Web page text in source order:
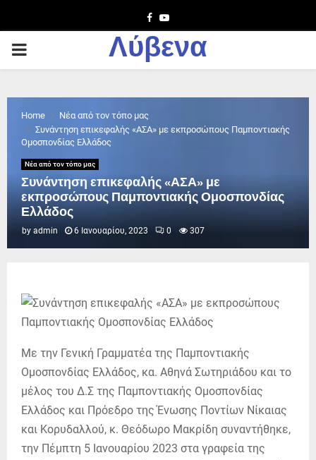
Facebook
Youtube
PRIMARY
Λύβενα
Home
Νέα από τον τόπο μας
Συνάντηση επικεφαλής «ΑΣΑ» με εκπροσώπους Παμποντιακής
Ομοσπονδίας Ελλάδος
Νέα από τον τόπο μας
Συνάντηση επικεφαλής «ΑΣΑ» με
εκπροσώπους Παμποντιακής Ομοσπονδίας
Ελλάδος
by admin 6 Ιανουαρίου, 2023 0 307
Με την Γενική Γραμματέα της Παμποντιακής
Ομοσπονδίας Ελλάδος, κα. Αθηνά Σωτηριάδου και το
μέλος του Δ.Σ της Παμποντιακής Ομοσπονδίας
Ελλάδος και Πρόεδρο της Ένωσης Ποντίων Νίκαιας
και Κορυδαλλού, κ. Θεόδωρο Μακρίδη συναντήθηκε,
την Πέμπτη 5 Ιανουαρίου 2023 στα γραφεία της